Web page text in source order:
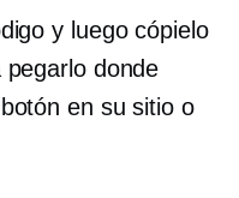
y luego cópielo
donde
en su sitio o